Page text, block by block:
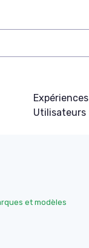
Expériences
Utilisateurs
et modèles